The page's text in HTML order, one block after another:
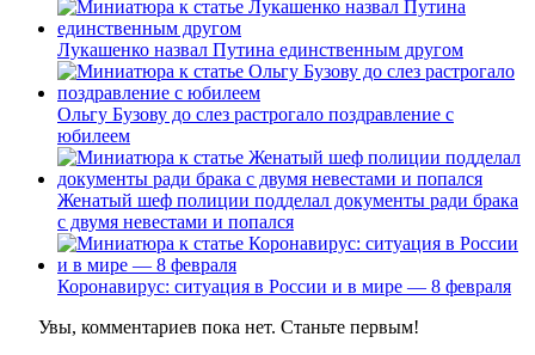
Лукашенко назвал Путина единственным другом
Ольгу Бузову до слез растрогало поздравление с
юбилеем
Женатый шеф полиции подделал документы ради брака
с двумя невестами и попался
Коронавирус: ситуация в России и в мире — 8 февраля
Увы, комментариев пока нет. Станьте первым!